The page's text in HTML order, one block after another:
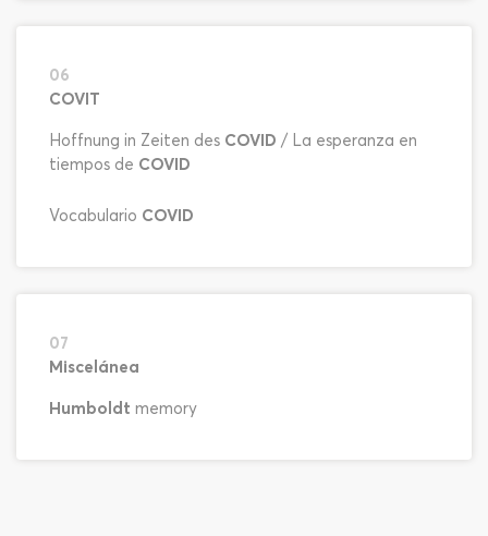
06
COVIT
Hoffnung in Zeiten des COVID / La esperanza en
tiempos de COVID
Vocabulario COVID
07
Miscelánea
Humboldt memory